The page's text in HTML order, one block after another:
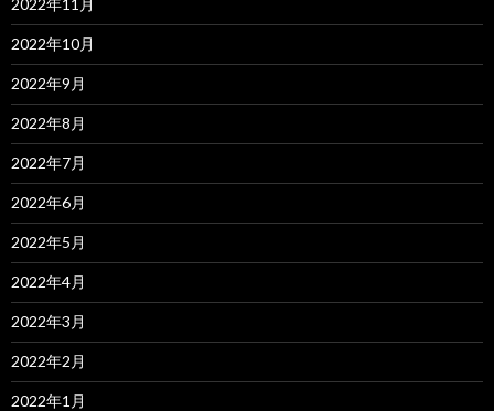
2022年11月
2022年10月
2022年9月
2022年8月
2022年7月
2022年6月
2022年5月
2022年4月
2022年3月
2022年2月
2022年1月